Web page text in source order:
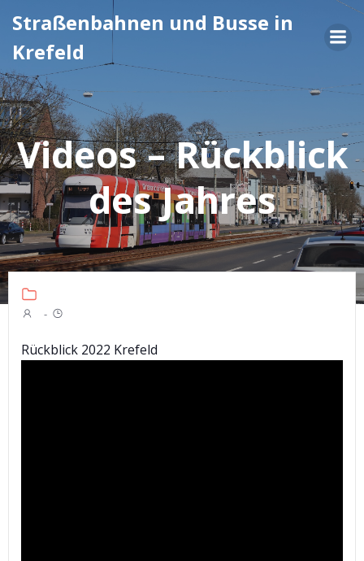
Inhalt
Straßenbahnen und Busse in
Krefeld
Videos – Rückblick
des Jahres
-
Rückblick 2022 Krefeld